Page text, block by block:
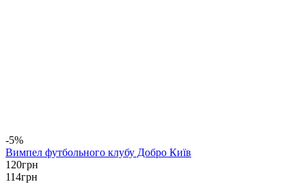
-5%
Вимпел футбольного клубу Добро Київ
120грн
114грн